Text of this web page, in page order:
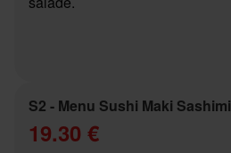
S2 - Menu Sushi Maki Sashimi
19.30 €